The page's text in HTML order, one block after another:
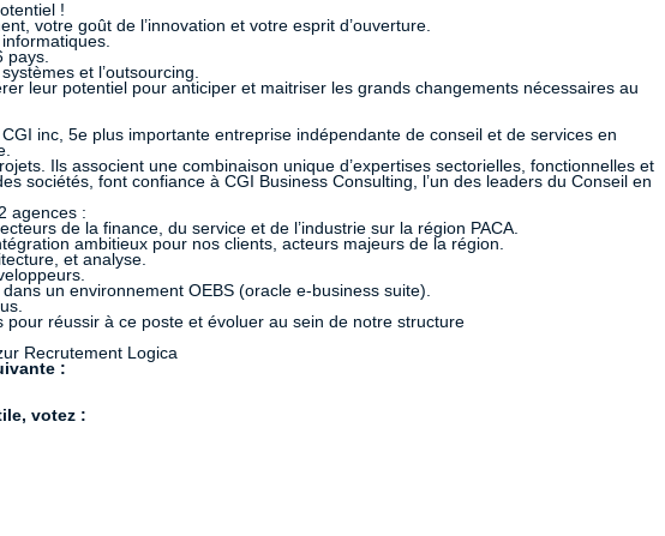
!
votre goût de l’innovation et votre esprit d’ouverture.
pays.
et l’outsourcing.
leur potentiel pour anticiper et maitriser les grands changements nécessaires au
inc, 5e plus importante entreprise indépendante de conseil et de services en
Ils associent une combinaison unique d’expertises sectorielles, fonctionnelles et
sociétés, font confiance à CGI Business Consulting, l’un des leaders du Conseil en
agences :
de la finance, du service et de l’industrie sur la région PACA.
ambitieux pour nos clients, acteurs majeurs de la région.
et analyse.
un environnement OEBS (oracle e-business suite).
réussir à ce poste et évoluer au sein de notre structure
Recrutement Logica
:
votez :